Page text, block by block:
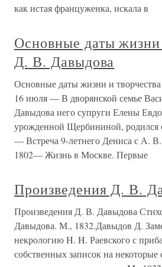
как истая француженка, искала в
Основные даты жизни
Д. В. Давыдова
Основные даты жизни и
16 июля — В дворянской семье
Давыдова иего супруги Елены
урожденной Щербининой, родился
— Встреча 9-летнего Дениса с А.
1802— Жизнь в Москве. Первые
Произведения Д. В.
Произведения Д. В. Давыдова
Давыдова. М., 1832.Давыдов Д.
некрологию H. H. Раевского с
собственных записок на